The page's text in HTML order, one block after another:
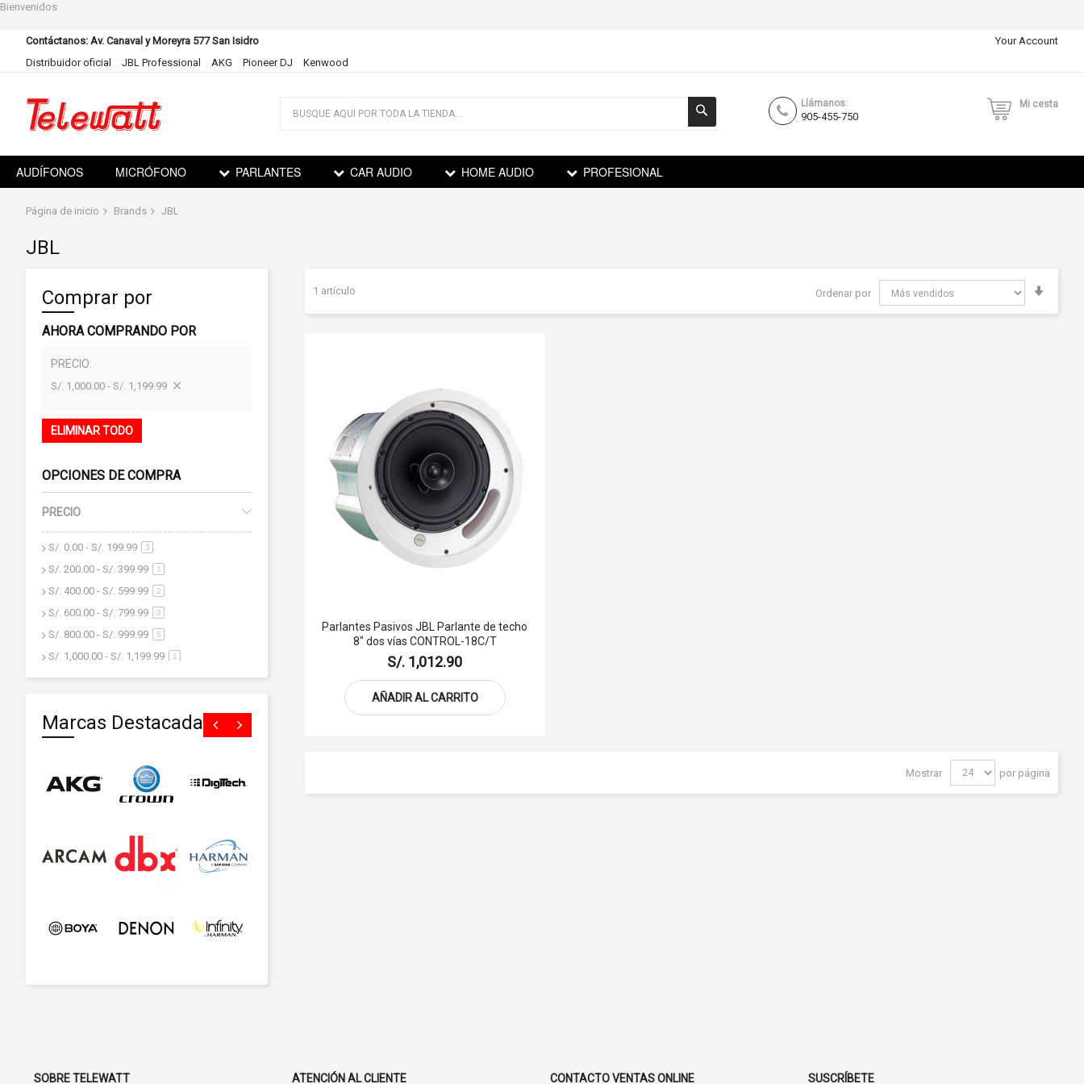
Bienvenidos
Contáctanos: Av. Canaval y Moreyra 577 San Isidro
Distribuidor oficial
JBL Professional AKG Pioneer DJ Kenwood
Your Account
Llámanos:
905-455-750
Mi cesta
contenido
AUDÍFONOS MICRÓFONO PARLANTES CAR AUDIO HOME AUDIO PROFESIONAL
Página de inicio Brands JBL
JBL
1 artículo Ordenar por
Parlantes Pasivos JBL Parlante de techo
8" dos vías CONTROL-18C/T
S/. 1,012.90
AÑADIR AL CARRITO
Mostrar por página
Comprar por
AHORA COMPRANDO POR
PRECIO
S/. 1,000.00 - S/. 1,199.99
ELIMINAR TODO
OPCIONES DE COMPRA
PRECIO
S/. 0.00 - S/. 199.99 3artículo
S/. 200.00 - S/. 399.99 1
S/. 400.00 - S/. 599.99 2artículo
S/. 600.00 - S/. 799.99 3artículo
S/. 800.00 - S/. 999.99 5artículo
S/. 1,000.00 - S/. 1,199.99 1
S/. 1,200.00y superior 18artículo
Marcas Destacadas
SOBRE TELEWATT ATENCIÓN AL CLIENTE CONTACTO VENTAS ONLINE SUSCRÍBETE